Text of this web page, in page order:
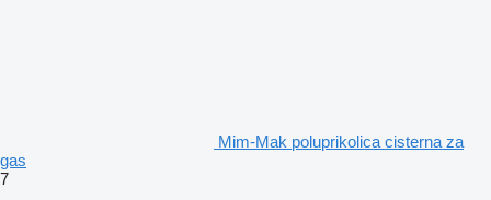
Mim-Mak poluprikolica cisterna za
gas
7